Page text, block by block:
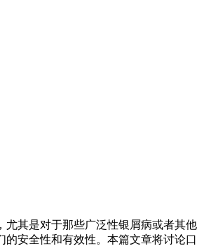
尤其是对于那些广泛性银屑病或者
安全性和有效性。本篇文章将讨论